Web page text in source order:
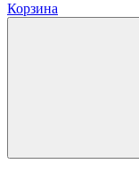
Корзина